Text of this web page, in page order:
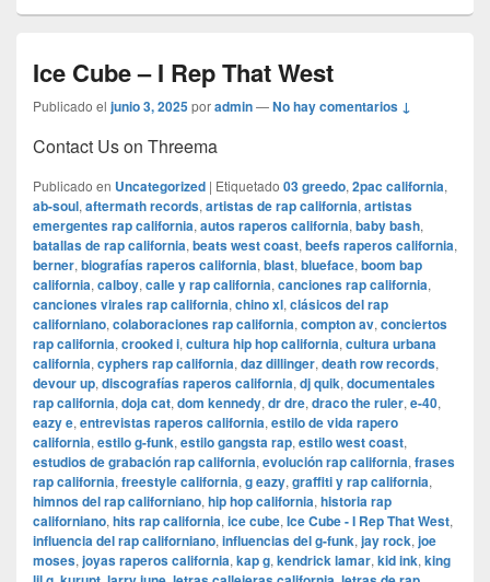
Ice Cube – I Rep That West
Publicado el junio 3, 2025poradmin—No hay comentarios ↓
Contact Us on Threema
Publicado en Uncategorized | Etiquetado 03 greedo, 2pac california,
ab-soul, aftermath records, artistas de rap california, artistas
emergentes rap california, autos raperos california, baby bash,
batallas de rap california, beats west coast, beefs raperos california,
berner, biografías raperos california, blast, blueface, boom bap
california, calboy, calle y rap california, canciones rap california,
canciones virales rap california, chino xl, clásicos del rap
californiano, colaboraciones rap california, compton av, conciertos
rap california, crooked i, cultura hip hop california, cultura urbana
california, cyphers rap california, daz dillinger, death row records,
devour up, discografías raperos california, dj quik, documentales
rap california, doja cat, dom kennedy, dr dre, draco the ruler, e-40,
eazy e, entrevistas raperos california, estilo de vida rapero
california, estilo g-funk, estilo gangsta rap, estilo west coast,
estudios de grabación rap california, evolución rap california, frases
rap california, freestyle california, g eazy, graffiti y rap california,
himnos del rap californiano, hip hop california, historia rap
californiano, hits rap california, ice cube, Ice Cube - I Rep That West,
influencia del rap californiano, influencias del g-funk, jay rock, joe
moses, joyas raperos california, kap g, kendrick lamar, kid ink, king